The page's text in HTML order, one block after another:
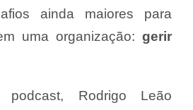
ainda maiores para
uma organização: gerir
podcast, Rodrigo Leão